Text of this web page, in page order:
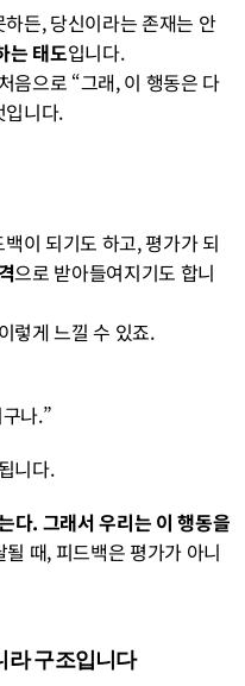
든, 당신이라는 존재는 안
는 태도입니다.
음으로 “그래, 이 행동은 다
입니다.
이 되기도 하고, 평가가 되
으로 받아들여지기도 합니
렇게 느낄 수 있죠.
구나.”
니다.
다. 그래서 우리는 이 행동을
때, 피드백은 평가가 아니
라 구조입니다